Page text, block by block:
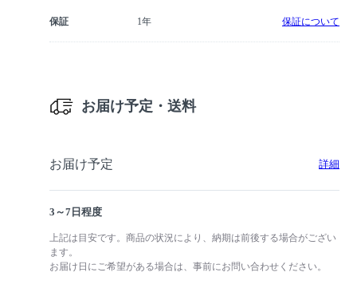
保証 1年 保証について
お届け予定・送料
お届け予定 詳細
3～7日程度
上記は目安です。商品の状況により、納期は前後する場合がござい
ます。
お届け日にご希望がある場合は、事前にお問い合わせください。